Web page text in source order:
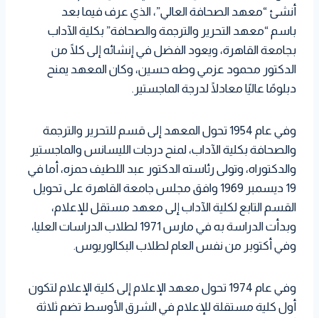
أنشئ “معهد الصحافة العالي”، الذي عرف فيما بعد
باسم “معهد التحرير والترجمة والصحافة” بكلية الآداب
بجامعة القاهرة، ويعود الفضل في إنشائه إلى كلًا من
الدكتور محمود عزمي وطه حسين، وكان المعهد يمنح
دبلومًا عاليًا معادلًا لدرجة الماجستير.
وفي عام 1954 تحول المعهد إلى قسم للتحرير والترجمة
والصحافة بكلية الآداب، لمنح درجات الليسانس والماجستير
والدكتوراه، وتولى رئاسته الدكتور عبد اللطيف حمزه، أما في
19 ديسمبر 1969 وافق مجلس جامعة القاهرة على تحويل
القسم التابع لكلية الآداب إلى معهد مستقل للإعلام،
وبدأت الدراسة به في مارس 1971 لطلاب الدراسات العليا،
وفي أكتوبر من نفس العام لطلاب البكالوريوس.
وفي عام 1974 تحول معهد الإعلام إلى كلية الإعلام لتكون
أول كلية مستقلة للإعلام في الشرق الأوسط تضم ثلاثة